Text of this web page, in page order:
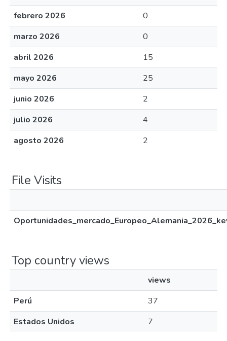
febrero 2026
0
marzo 2026
0
abril 2026
15
mayo 2026
25
junio 2026
2
julio 2026
4
agosto 2026
2
File Visits
Top country views
views
Perú
37
Estados Unidos
7